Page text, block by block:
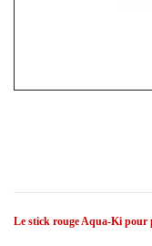
Le stick rouge Aqua-Ki pour